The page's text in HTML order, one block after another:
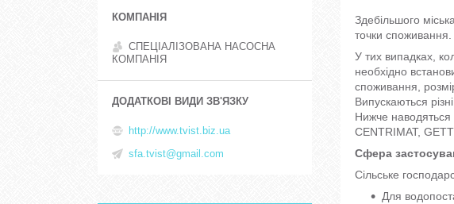
Здебільшого
точки споживання.
У тих випадках,
необхідно
споживання,
Випускаються
Нижче наводяться
CENTRIMAT,
Сфера
Сільське
Для
СПЕЦІАЛІЗОВАНА НАСОСНА
КОМПАНІЯ
http://www.tvist.biz.ua
sfa.tvist@gmail.com